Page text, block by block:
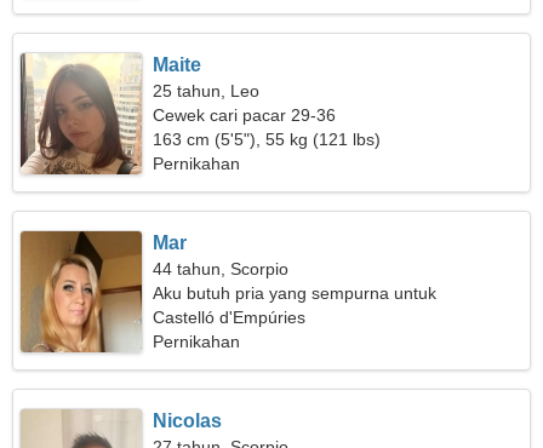
Maite
25 tahun, Leo
Cewek cari pacar 29-36
163 cm (5'5"), 55 kg (121 lbs)
Pernikahan
Mar
44 tahun, Scorpio
Aku butuh pria yang sempurna untuk
bersenang-senang
Castelló d'Empúries
Pernikahan
Nicolas